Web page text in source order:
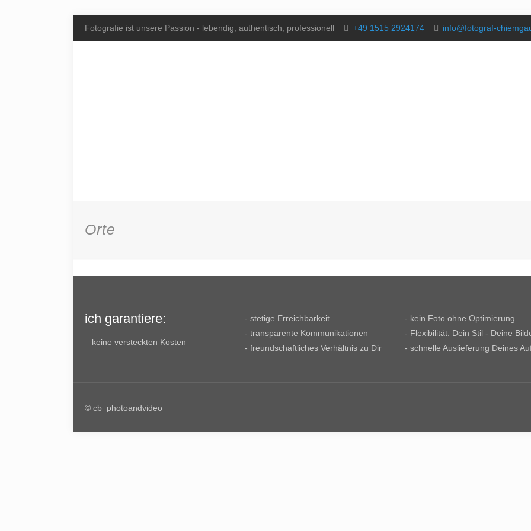
Fotografie ist unsere Passion - lebendig, authentisch, professionell +49 1515 2924174 info@fotograf-
Orte
ich garantiere:
– keine versteckten Kosten
- stetige Erreichbarkeit
- transparente Kommunikationen
- freundschaftliches Verhältnis zu Dir
- kein Foto ohne Optimierung
- Flexibilität: Dein Stil - Deine
- schnelle Auslieferung Deines
© cb_photoandvideo